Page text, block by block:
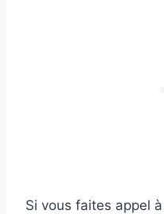
Si vous faites appel